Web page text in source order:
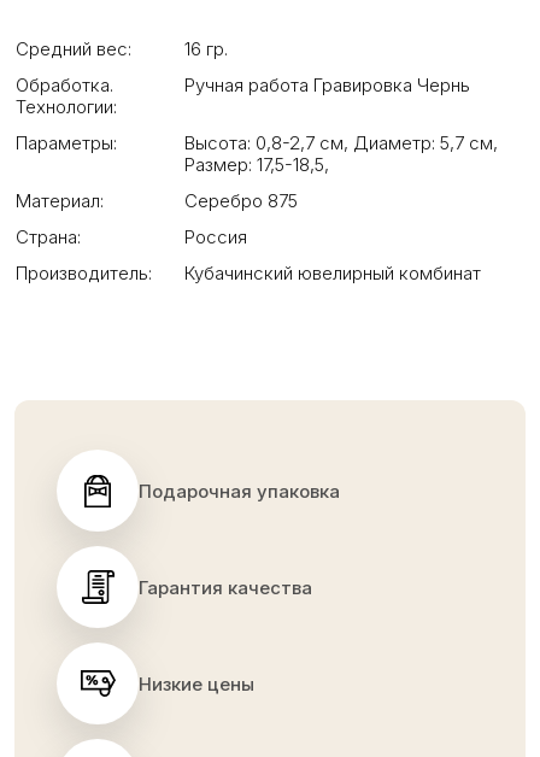
Средний вес:
16 гр.
Обработка.
Технологии:
Ручная работа Гравировка Чернь
Параметры: Высота: 0,8-2,7 см, Диаметр: 5,7 см,
Размер: 17,5-18,5,
Материал:
Серебро 875
Страна:
Россия
Производитель:
Кубачинский ювелирный комбинат
Подарочная упаковка
Гарантия качества
Низкие цены